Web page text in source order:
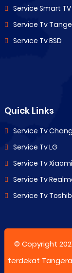
Service Smart TV
Service Tv
Service Tv BSD
Quick Links
Service Tv
Service Tv LG
Service Tv Xiaomi
Service Tv
Service Tv
© Copyright
terdekat